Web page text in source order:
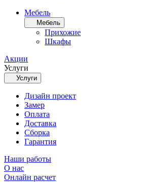
Мебель
Мебель
Прихожие
Шкафы
Акции
Услуги
Услуги
Дизайн проект
Замер
Оплата
Доставка
Сборка
Гарантия
Наши работы
О нас
Онлайн расчет